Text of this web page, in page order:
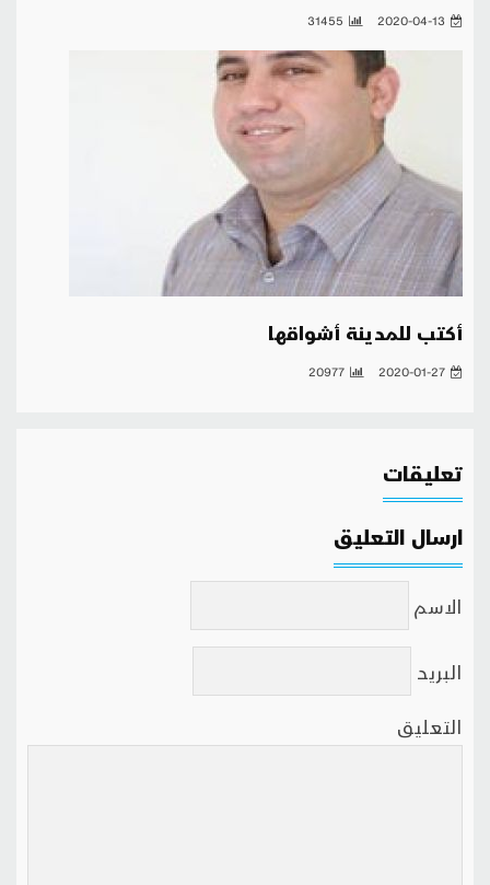
2020-04-13
31455
أكتب للمدينة أشواقها
2020-01-27
20977
تعليقات
ارسال التعليق
الاسم
البريد
التعليق